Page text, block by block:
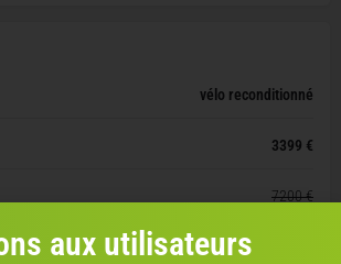
vélo reconditionné
3399 €
7200 €
aux utilisateurs